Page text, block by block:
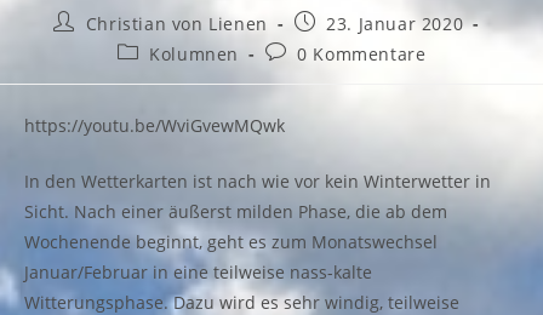
Beitrags-
Christian von Lienen
Beitrag
veröffentlicht:
23. Januar 2020
Beitrags-
Kolumnen
Beitrags-
0 Kommentare
https://youtu.be/WviGvewMQwk
In den Wetterkarten ist nach wie vor kein Winterwetter in
Sicht. Nach einer äußerst milden Phase, die ab dem
Wochenende beginnt, geht es zum Monatswechsel
Januar/Februar in eine teilweise nass-kalte
Witterungsphase. Dazu wird es sehr windig, teilweise